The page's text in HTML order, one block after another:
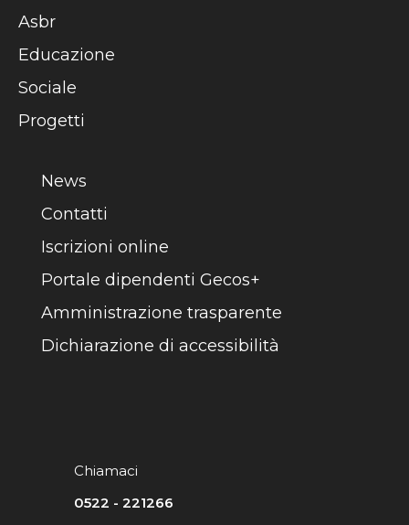
Asbr
Educazione
Sociale
Progetti
News
Contatti
Iscrizioni online
Portale dipendenti Gecos+
Amministrazione trasparente
Dichiarazione di accessibilità
Chiamaci
0522 - 221266